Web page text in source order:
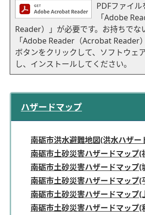
PDFファイ
「Adobe
Reader）」が必要です。お持ちでな
「Adobe Reader（Acrobat Reader
ボタンをクリックして、ソフトウェ
し、インストールしてください。
ハザードマップ
南砺市洪水避難地図(洪水ハザー
南砺市土砂災害ハザードマップ(
南砺市土砂災害ハザードマップ(
南砺市土砂災害ハザードマップ(
南砺市土砂災害ハザードマップ(
南砺市土砂災害ハザードマップ(